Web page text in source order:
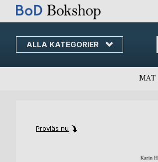
ALLA KATEGORIER
MAT
Provläs nu